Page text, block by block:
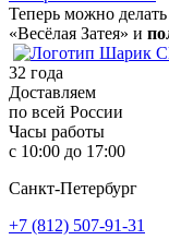
Теперь можно делать
«Весёлая Затея» и
32 года
Доставляем
по всей России
Часы работы
с 10:00 до 17:00
Санкт-Петербург
+7 (812) 507-91-31